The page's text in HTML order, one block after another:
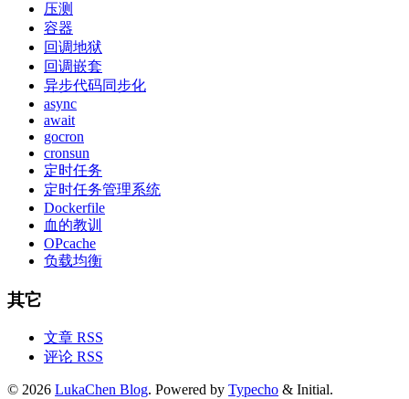
压测
容器
回调地狱
回调嵌套
异步代码同步化
async
await
gocron
cronsun
定时任务
定时任务管理系统
Dockerfile
血的教训
OPcache
负载均衡
其它
文章 RSS
评论 RSS
© 2026 LukaChen Blog. Powered by Typecho & Initial.